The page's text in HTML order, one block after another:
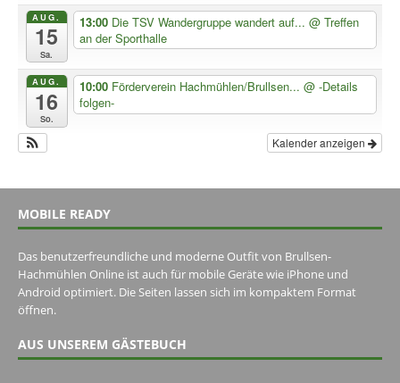
AUG.
15
Sa.
13:00 Die TSV Wandergruppe wandert auf... @ Treffen
an der Sporthalle
AUG.
16
So.
10:00 Förderverein Hachmühlen/Brullsen... @ -Details
folgen-
Kalender anzeigen
MOBILE READY
Das benutzerfreundliche und moderne Outfit von Brullsen-
Hachmühlen Online ist auch für mobile Geräte wie iPhone und
Android optimiert. Die Seiten lassen sich im kompaktem Format
öffnen.
AUS UNSEREM GÄSTEBUCH